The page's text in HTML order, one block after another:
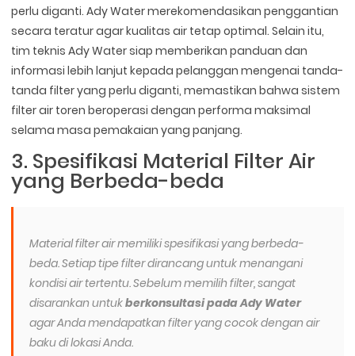
perlu diganti. Ady Water merekomendasikan penggantian
secara teratur agar kualitas air tetap optimal. Selain itu,
tim teknis Ady Water siap memberikan panduan dan
informasi lebih lanjut kepada pelanggan mengenai tanda-
tanda filter yang perlu diganti, memastikan bahwa sistem
filter air toren beroperasi dengan performa maksimal
selama masa pemakaian yang panjang.
3. Spesifikasi Material Filter Air
yang Berbeda-beda
Material filter air memiliki spesifikasi yang berbeda-
beda. Setiap tipe filter dirancang untuk menangani
kondisi air tertentu. Sebelum memilih filter, sangat
disarankan untukberkonsultasi pada Ady Water
agar Anda mendapatkan filter yang cocok dengan air
baku di lokasi Anda.